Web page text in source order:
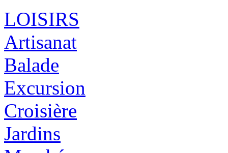
LOISIRS
Artisanat
Balade
Excursion
Croisière
Jardins